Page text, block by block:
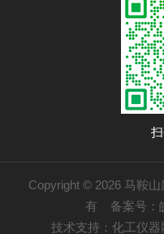
Copyright © 2026 马鞍
有 备案号：
技术支持： 化工仪器